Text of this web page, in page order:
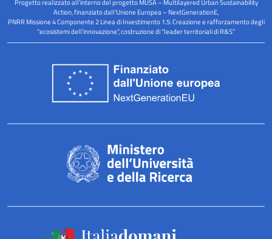
s
q
u
a
r
e
Progetto realizzato all’interno del progetto MUSA – Multilayered Urban Sustainability
Action, finanziato dall’Unione Europea – NextGenerationE,
PNRR Missione 4 Componente 2 Linea di Investimento 1.5: Creazione e rafforzamento degli
“ecosistemi dell’innovazione”, costruzione di “leader territoriali di R&S”